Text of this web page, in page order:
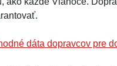
dáta dopravcov pre